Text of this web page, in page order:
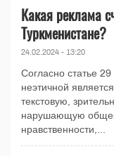
Какая реклама
Туркменистане?
24.02.2024 - 13:20
Согласно статье
неэтичной
текстовую,
нарушающую
нравственности,...